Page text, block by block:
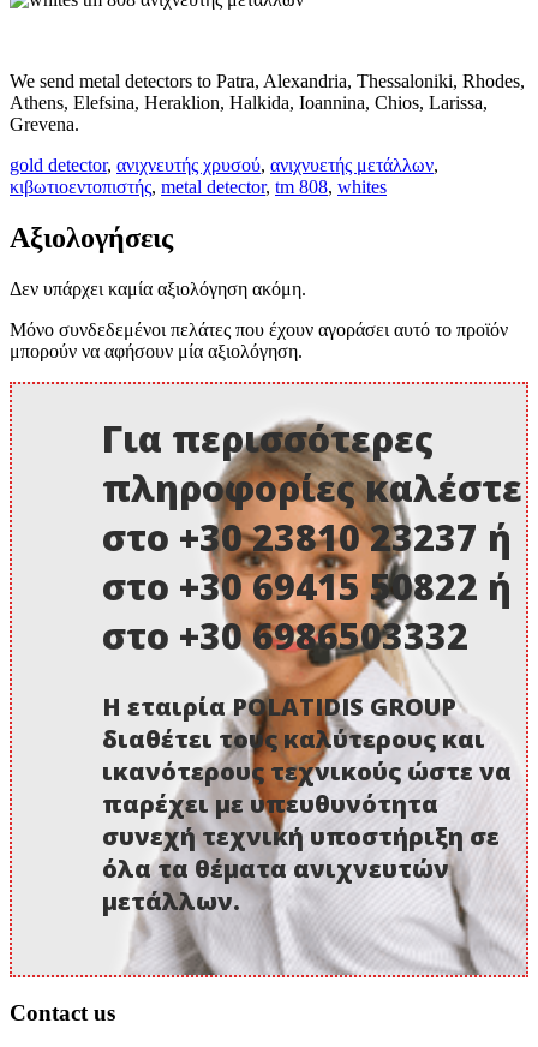
We send metal detectors to Patra, Alexandria, Thessaloniki, Rhodes,
Athens, Elefsina, Heraklion, Halkida, Ioannina, Chios, Larissa,
Grevena.
gold detector, ανιχνευτής χρυσού, ανιχνυετής μετάλλων,
κιβωτιοεντοπιστής, metal detector, tm 808, whites
Αξιολογήσεις
Δεν υπάρχει καμία αξιολόγηση ακόμη.
Μόνο συνδεδεμένοι πελάτες που έχουν αγοράσει αυτό το προϊόν
μπορούν να αφήσουν μία αξιολόγηση.
Για περισσότερες
πληροφορίες καλέστε
στο +30 23810 23237 ή
στο +30 69415 50822 ή
στο +30 6986503332
Η εταιρία POLATIDIS GROUP
διαθέτει τους καλύτερους και
ικανότερους τεχνικούς ώστε να
παρέχει με υπευθυνότητα
συνεχή τεχνική υποστήριξη σε
όλα τα θέματα ανιχνευτών
μετάλλων.
Contact us